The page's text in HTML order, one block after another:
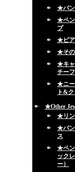
★バ
★ペン
プ
★ピア
★そ
★キャ
チーフ
★ニー
ト&
★Other
★リ
★バン
ス
★ペン
ック
ー）